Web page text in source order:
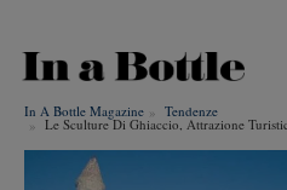
contenuto
In A Bottle Magazine Tendenze
Le Sculture Di Ghiaccio, Attrazione